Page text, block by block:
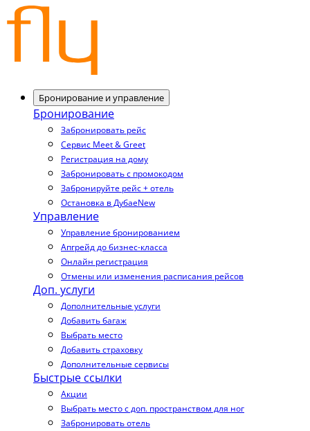
Бронирование и управление
Бронирование
Забронировать рейс
Сервис Meet & Greet
Регистрация на дому
Забронировать с промокодом
Забронируйте рейс + отель
Остановка в ДубаеNew
Управление
Управление бронированием
Апгрейд до бизнес-класса
Онлайн регистрация
Отмены или изменения расписания рейсов
Доп. услуги
Дополнительные услуги
Добавить багаж
Выбрать место
Добавить страховку
Дополнительные сервисы
Быстрые ссылки
Акции
Выбрать место с доп. пространством для ног
Забронировать отель